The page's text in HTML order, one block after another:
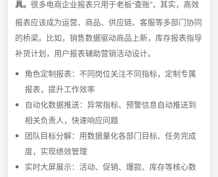
具。 很多电商企业报表只用于老板“查账”，其实，高效
报表应该成为运营、商品、供应链、客服等多部门协同
的桥梁。比如，销售数据驱动商品上新，库存报表指导
补货计划，用户报表辅助营销活动设计。
角色定制报表：不同岗位关注不同指标，定制专属
报表，提升工作效率
自动化数据推送：异常指标、预警信息自动推送到
相关负责人，快速响应问题
团队目标分解：用数据量化各部门目标、任务完成
度，实现绩效管理
实时大屏展示：活动、促销、爆款、库存等核心数